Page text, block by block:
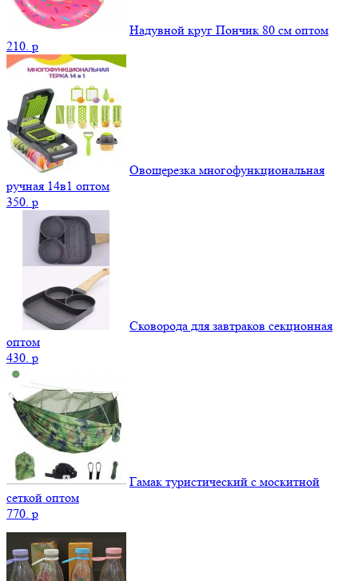
Надувной круг Пончик 80 см оптом
210. p
Овощерезка многофункциональная
ручная 14в1 оптом
350. p
Сковорода для завтраков секционная
оптом
430. p
Гамак туристический с москитной
сеткой оптом
770. p